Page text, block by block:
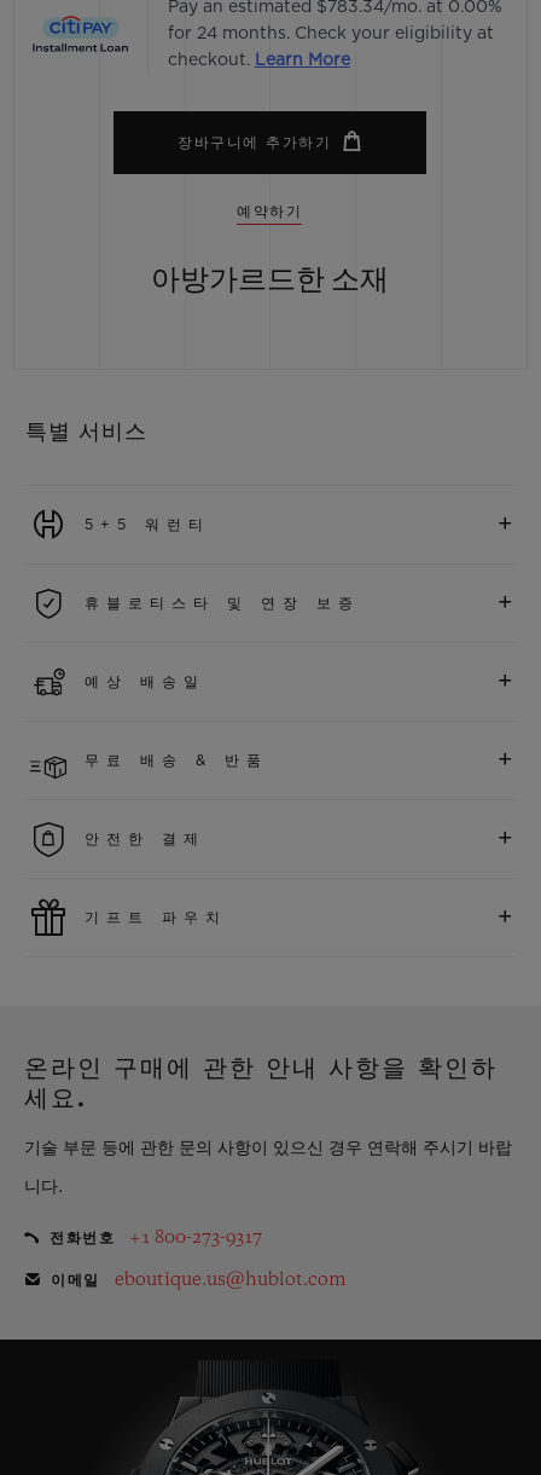
Pay an estimated $783.34/mo. at 0.00%
for 24 months. Check your eligibility at
checkout. Learn More
장바구니에 추가하기
예약하기
아방가르드한 소재
특별 서비스
5+5 워런티 +
용됩니다.휴블로티스타 및 연장 보증 +
에 대해5 년 추가 워런티 혜택
또한 다양
더 알아보기
예상 배송일 +
다. *재고 상황에 따라 달라질 수 있습니다*.
무료 배송 & 반품 +
을 누려보세요
안전한 결제 +
모든 제품은 빠르고 안전하게 결제가 가능하며, 개인정보를 안
기프트 파우치 +
온라인 구매에 관한 안내 사항을 확인하
세요.
기술 부문 등에 관한 문의 사항이 있으신 경우 연락해 주시기 바랍
니다.
전화번호 +1 800-273-9317
이메일 eboutique.us@hublot.com